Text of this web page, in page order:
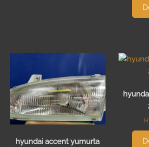
hyundai accent yumurta